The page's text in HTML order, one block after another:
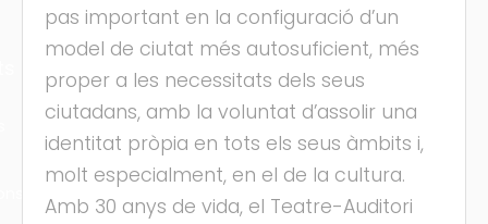
pas important en la configuració d’un
model de ciutat més autosuficient, més
proper a les necessitats dels seus
ciutadans, amb la voluntat d’assolir una
identitat pròpia en tots els seus àmbits i,
molt especialment, en el de la cultura.
Amb 30 anys de vida, el Teatre-Auditori